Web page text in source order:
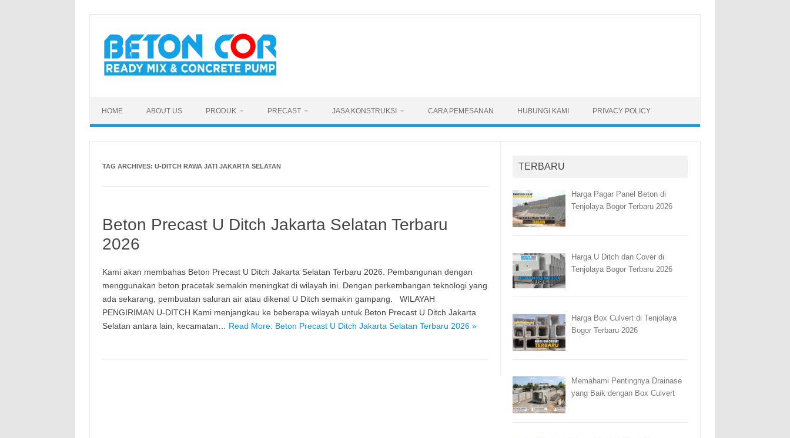
content
HOME ABOUT US PRODUK PRECAST JASA KONSTRUKSI CARA PEMESANAN HUBUNGI KAMI PRIVACY POLICY
TAG ARCHIVES: U-DITCH RAWA JATI JAKARTA SELATAN
Beton Precast U Ditch Jakarta Selatan Terbaru
2026
Kami akan membahas Beton Precast U Ditch Jakarta Selatan Terbaru 2026. Pembangunan dengan
menggunakan beton pracetak semakin meningkat di wilayah ini. Dengan perkembangan teknologi yang
ada sekarang, pembuatan saluran air atau dikenal U Ditch semakin gampang. WILAYAH
PENGIRIMAN U-DITCH Kami menjangkau ke beberapa wilayah untuk Beton Precast U Ditch Jakarta
Selatan antara lain; kecamatan… Read More: Beton Precast U Ditch Jakarta Selatan Terbaru 2026 »
TERBARU
Harga Pagar Panel Beton di
Tenjolaya Bogor Terbaru 2026
Harga U Ditch dan Cover di
Tenjolaya Bogor Terbaru 2026
Harga Box Culvert di Tenjolaya
Bogor Terbaru 2026
Memahami Pentingnya Drainase
yang Baik dengan Box Culvert